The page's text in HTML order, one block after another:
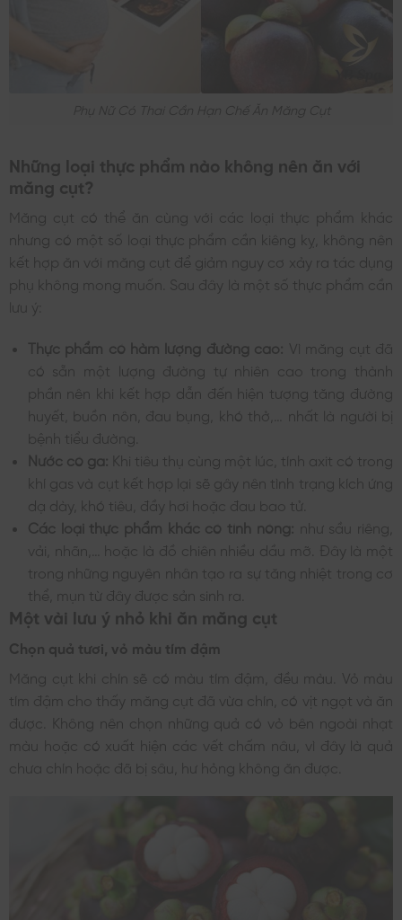
Phụ Nữ Có Thai Cần Hạn Chế Ăn Măng Cụt
Những loại thực phẩm nào không nên ăn với
măng cụt?
Măng cụt có thể ăn cùng với các loại thực phẩm khác
nhưng có một số loại thực phẩm cần kiêng kỵ, không nên
kết hợp ăn với măng cụt để giảm nguy cơ xảy ra tác dụng
phụ không mong muốn. Sau đây là một số thực phẩm cần
lưu ý:
Thực phẩm có hàm lượng đường cao: Vì măng cụt đã
có sẵn một lượng đường tự nhiên cao trong thành
phần nên khi kết hợp dẫn đến hiện tượng tăng đường
huyết, buồn nôn, đau bụng, khó thở,… nhất là người bị
bệnh tiểu đường.
Nước có ga: Khi tiêu thụ cùng một lúc, tính axit có trong
khí gas và cụt kết hợp lại sẽ gây nên tình trạng kích ứng
dạ dày, khó tiêu, đầy hơi hoặc đau bao tử.
Các loại thực phẩm khác có tính nóng: như sầu riêng,
vải, nhãn,… hoặc là đồ chiên nhiều dầu mỡ. Đây là một
trong những nguyên nhân tạo ra sự tăng nhiệt trong cơ
thể, mụn từ đây được sản sinh ra.
Một vài lưu ý nhỏ khi ăn măng cụt
Chọn quả tươi, vỏ màu tím đậm
Măng cụt khi chín sẽ có màu tím đậm, đều màu. Vỏ màu
tím đậm cho thấy măng cụt đã vừa chín, có vịt ngọt và ăn
được. Không nên chọn những quả có vỏ bên ngoài nhạt
màu hoặc có xuất hiện các vết chấm nâu, vì đây là quả
chưa chín hoặc đã bị sâu, hư hỏng không ăn được.